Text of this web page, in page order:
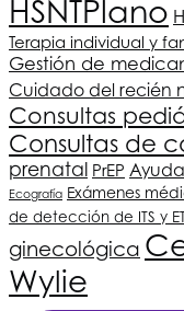
HSNTPlano
Terapia individual y
Gestión de
Cuidado del recién
Consultas
Consultas de
prenatal PrEP
Ecografía Exámenes
de detección de ITS y
ginecológica
Wylie